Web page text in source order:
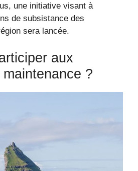
une initiative visant à
de subsistance des
sera lancée.
aux
?